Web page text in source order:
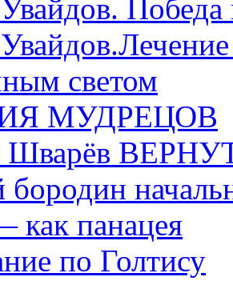
светом
МУДРЕЦОВ
Шварёв
бородин
как панацея
по Голтису